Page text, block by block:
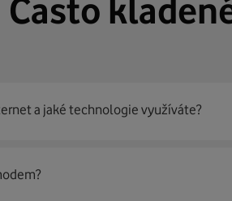
Často
a jaké technologie využíváte?
99 % českých domácností